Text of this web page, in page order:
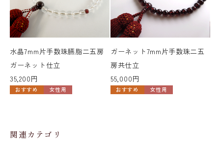
水晶7mm片手数珠臙脂二五房
ガーネット仕立
35,200円
おすすめ 女性用
ガーネット7mm片手数珠二五
房共仕立
55,000円
おすすめ 女性用
関連カテゴリ